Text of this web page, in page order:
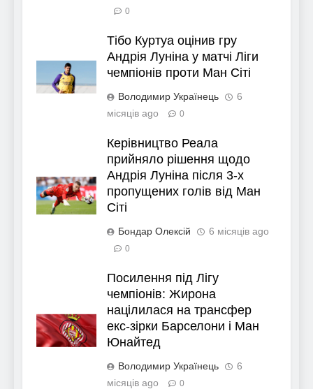
0
Тібо Куртуа оцінив гру
Андрія Луніна у матчі Ліги
чемпіонів проти Ман Сіті
Володимир Українець
6
місяців ago
0
Керівництво Реала
прийняло рішення щодо
Андрія Луніна після 3-х
пропущених голів від Ман
Сіті
Бондар Олексій 6 місяців ago
0
Посилення під Лігу
чемпіонів: Жирона
націлилася на трансфер
екс-зірки Барселони і Ман
Юнайтед
Володимир Українець
6
місяців ago
0